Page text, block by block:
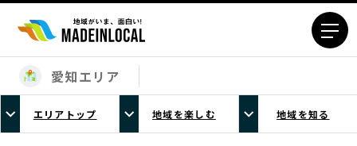
エリアから探す
北海道エリア
青森エリア
愛知エリア
エリアトップ 地域を楽しむ 地域を知る